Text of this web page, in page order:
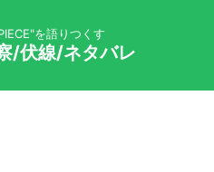
を語りつくす
/伏線/ネタバレ